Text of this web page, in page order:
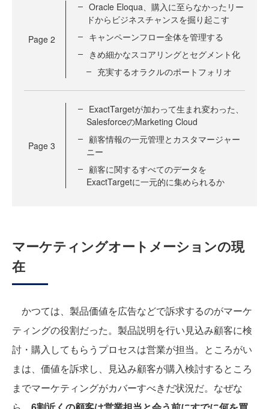
Page 2
Oracle Eloqua、購入に至らなかったリー
ドからビジネスチャンスを掘り起こす
キャンペーンフロー全体を管理する
きめ細かなスコアリングとセグメント化
充実するオラクルのポートフォリオ
Page 3
ExactTargetが加わって生まれ変わった、
SalesforceのMarketing Cloud
顧客情報の一元管理とカスタマージャー
ニー
顧客に関するすべてのデータを
ExactTargetに一元的に集められるか
マーケティングオートメーションの現
在
かつては、製品価値を広告などで訴求するのがマーケ
ティングの役割だった。製品説明を行い見込み顧客に検
討・購入してもらうプロセスは営業が担当。ところがい
まは、価値を訴求し、見込み顧客が購入検討するところ
までマーケティングがカバーすべきだ状況だ。なぜな